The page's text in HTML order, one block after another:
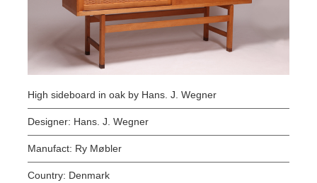
High sideboard in oak by Hans. J. Wegner
Designer: Hans. J. Wegner
Manufact: Ry Møbler
Country: Denmark